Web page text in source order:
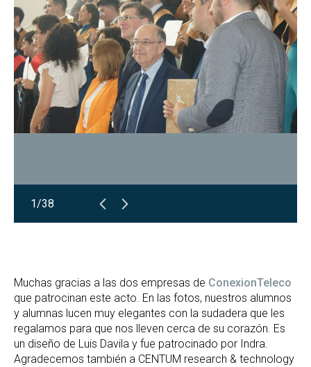
1/38
Muchas gracias a las dos empresas de ConexionTeleco
que patrocinan este acto. En las fotos, nuestros alumnos
y alumnas lucen muy elegantes con la sudadera que les
regalamos para que nos lleven cerca de su corazón. Es
un diseño de Luis Davila y fue patrocinado por Indra.
Agradecemos también a CENTUM research & technology